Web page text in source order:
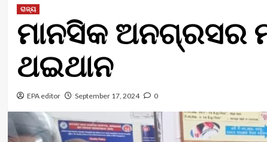
ରାଜ୍ୟ
ମାନସିକ ଅନଗ୍ରସର
ଥଇଥାନ
EPA editor September 17, 2024 0